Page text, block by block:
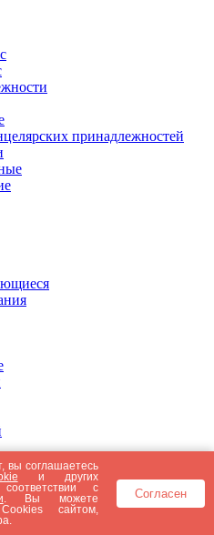
принадлежностей
вы соглашаетесь
и других
с
. Вы можете
сайтом,
Согласен